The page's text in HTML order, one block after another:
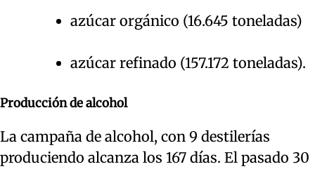
azúcar orgánico (16.645 toneladas)
azúcar refinado (157.172 toneladas).
Producción de alcohol
La campaña de alcohol, con 9 destilerías
produciendo alcanza los 167 días. El pasado 30